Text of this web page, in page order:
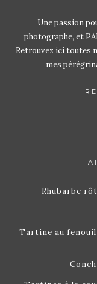
Une passion
photographe, et
Retrouvez ici toutes
mes
Rhubarbe
Tartine au